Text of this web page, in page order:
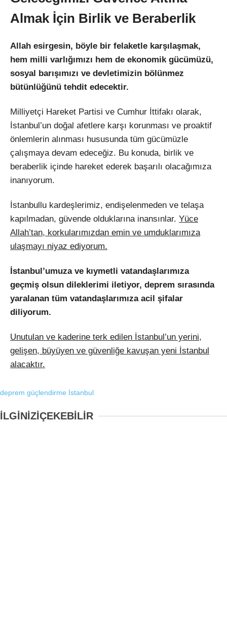
Almak İçin Birlik ve Beraberlik
Allah esirgesin, böyle bir felaketle karşılaşmak,
hem milli varlığımızı hem de ekonomik gücümüzü,
sosyal barışımızı ve devletimizin bölünmez
bütünlüğünü tehdit edecektir.
Milliyetçi Hareket Partisi ve Cumhur İttifakı olarak,
İstanbul’un doğal afetlere karşı korunması ve proaktif
önlemlerin alınması hususunda tüm gücümüzle
çalışmaya devam edeceğiz. Bu konuda, birlik ve
beraberlik içinde hareket ederek başarılı olacağımıza
inanıyorum.
İstanbullu kardeşlerimiz, endişelenmeden ve telaşa
kapılmadan, güvende olduklarına inansınlar. Yüce
Allah’tan, korkularımızdan emin ve umduklarımıza
ulaşmayı niyaz ediyorum.
İstanbul’umuza ve kıymetli vatandaşlarımıza
geçmiş olsun dileklerimi iletiyor, deprem sırasında
yaralanan tüm vatandaşlarımıza acil şifalar
diliyorum.
Unutulan ve kaderine terk edilen İstanbul’un yerini,
gelişen, büyüyen ve güvenliğe kavuşan yeni İstanbul
alacaktır.
deprem güçlendirme İstanbul
İLGİNİZİÇEKEBİLİR